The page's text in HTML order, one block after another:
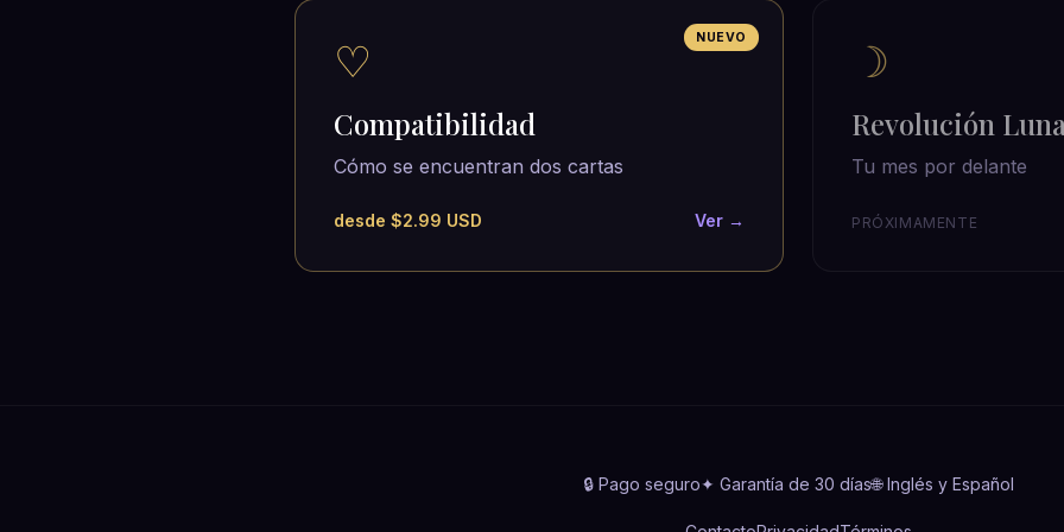
NUEVO
♡
Compatibilidad
Cómo se encuentran dos cartas
desde $2.99 USD Ver →
☽
Revolución
Tu mes por delante
PRÓXIMAMENTE
🔒 Pago seguro✦ Garantía de 30 días🌐 Inglés y Español